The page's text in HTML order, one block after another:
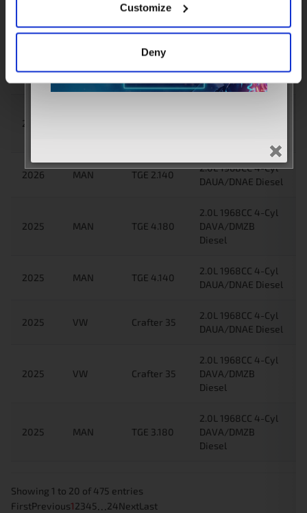
Customize
Deny
TGE 3.140
2026
2026 MAN TGE 2.140
2.0L 1968CC 4-Cyl
DAUA/DNAE Diesel
2025 MAN TGE 4.180
2.0L 1968CC 4-Cyl
DAVA/DMZB
Diesel
2025 MAN TGE 4.140
2.0L 1968CC 4-Cyl
DAUA/DNAE Diesel
2025 VW Crafter 35
2.0L 1968CC 4-Cyl
DAUA/DNAE Diesel
2025 VW Crafter 35
2.0L 1968CC 4-Cyl
DAVA/DMZB
Diesel
2025 MAN TGE 3.180
2.0L 1968CC 4-Cyl
DAVA/DMZB
Diesel
Showing 1 to 20 of 475 entries
FirstPrevious12345…24NextLast